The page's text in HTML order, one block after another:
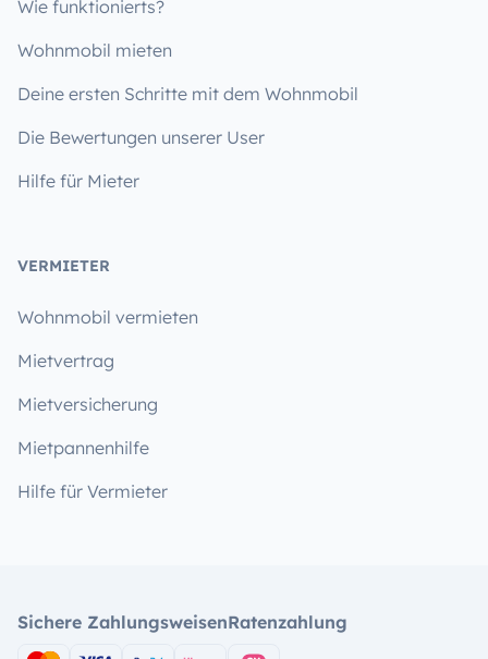
Wie funktionierts?
Wohnmobil mieten
Deine ersten Schritte mit dem Wohnmobil
Die Bewertungen unserer User
Hilfe für Mieter
VERMIETER
Wohnmobil vermieten
Mietvertrag
Mietversicherung
Mietpannenhilfe
Hilfe für Vermieter
Sichere ZahlungsweisenRatenzahlung